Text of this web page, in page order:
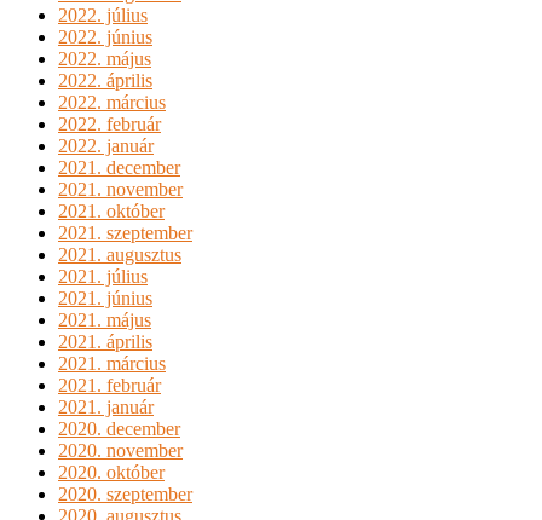
2022. július
2022. június
2022. május
2022. április
2022. március
2022. február
2022. január
2021. december
2021. november
2021. október
2021. szeptember
2021. augusztus
2021. július
2021. június
2021. május
2021. április
2021. március
2021. február
2021. január
2020. december
2020. november
2020. október
2020. szeptember
2020. augusztus